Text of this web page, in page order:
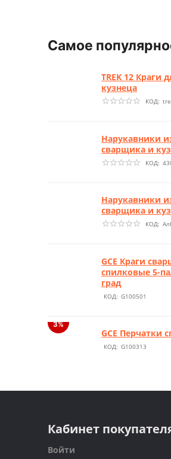
Самое
TREK 12 Краги
кузнеца
КОД:
Нарукавники
сварщика и
КОД:
Нарукавники
сварщика и
КОД:
GCE Краги
спилковые 5-
град
КОД: G100501
GCE Перчатки
КОД: G100313
Кабинет
Войти